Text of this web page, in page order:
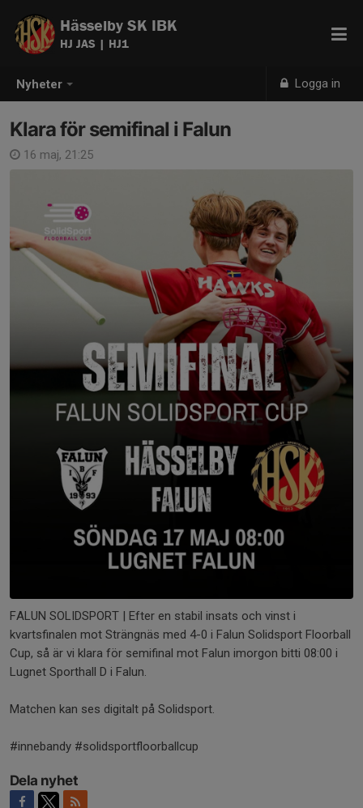
Nyheter Logga in
Hässelby SK IBK
HJ JAS | HJ1
Klara för semifinal i Falun
16 maj, 21:25
FALUN SOLIDSPORT | Efter en stabil insats och vinst i
kvartsfinalen mot Strängnäs med 4-0 i Falun Solidsport Floorball
Cup, så är vi klara för semifinal mot Falun imorgon bitti 08:00 i
Lugnet Sporthall D i Falun.
Matchen kan ses digitalt på Solidsport.
#innebandy #solidsportfloorballcup
Dela nyhet